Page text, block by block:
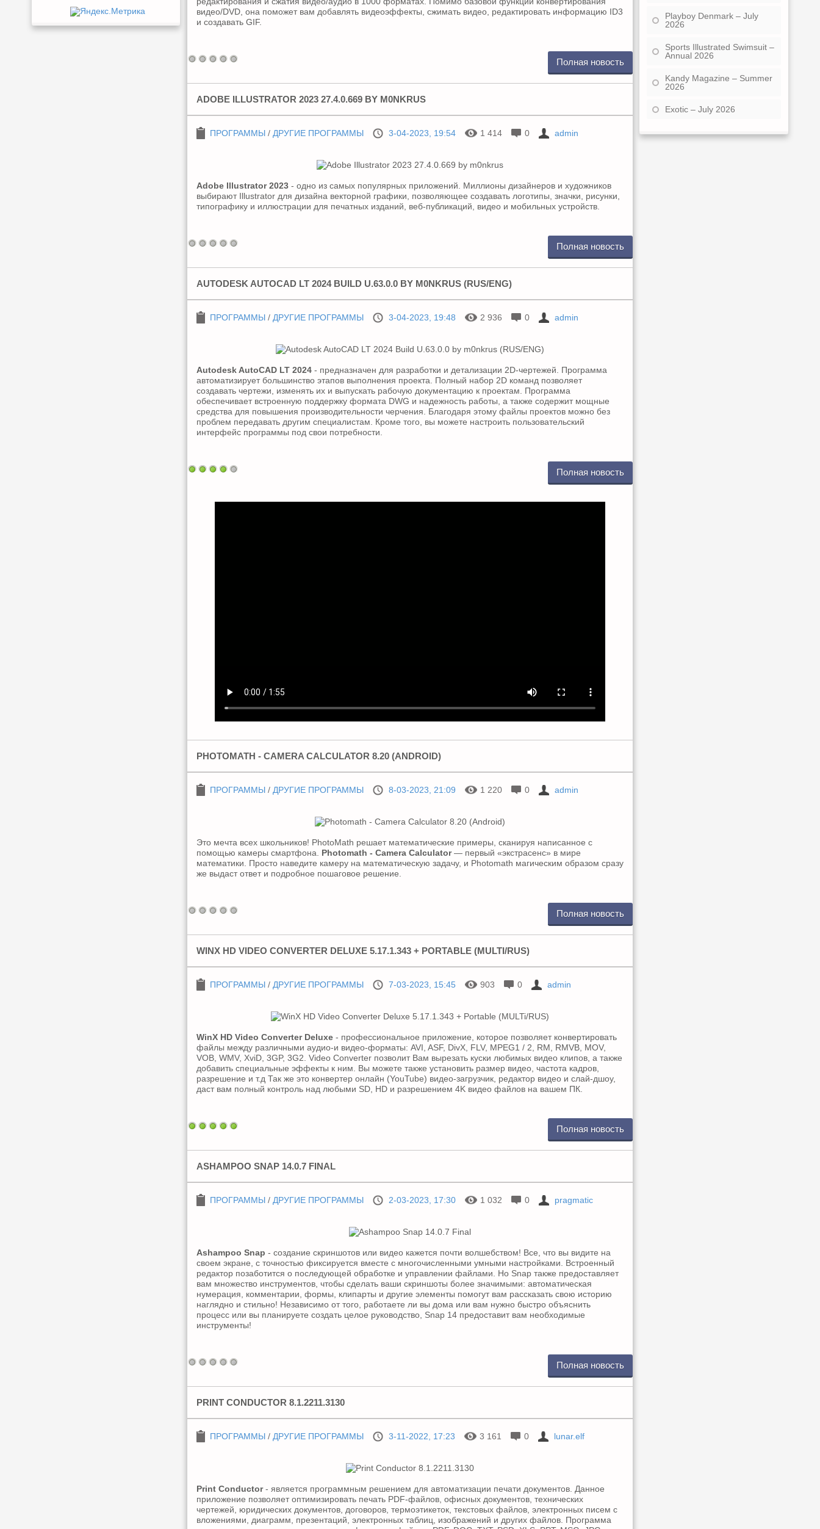
видео/DVD, она поможет вам добавлять видеоэффекты, сжимать видео, редактировать информацию ID3
и создавать GIF.
Полная новость
ADOBE ILLUSTRATOR 2023 27.4.0.669 BY M0NKRUS
ПРОГРАММЫ / ДРУГИЕ ПРОГРАММЫ 3-04-2023, 19:54 1 414 0 admin
Adobe Illustrator 2023 - одно из самых популярных приложений. Миллионы дизайнеров и художников
выбирают Illustrator для дизайна векторной графики, позволяющее создавать логотипы, значки, рисунки,
типографику и иллюстрации для печатных изданий, веб-публикаций, видео и мобильных устройств.
Полная новость
AUTODESK AUTOCAD LT 2024 BUILD U.63.0.0 BY M0NKRUS (RUS/ENG)
ПРОГРАММЫ / ДРУГИЕ ПРОГРАММЫ 3-04-2023, 19:48 2 936 0 admin
Autodesk AutoCAD LT 2024 - предназначен для разработки и детализации 2D-чертежей. Программа
автоматизирует большинство этапов выполнения проекта. Полный набор 2D команд позволяет
создавать чертежи, изменять их и выпускать рабочую документацию к проектам. Программа
обеспечивает встроенную поддержку формата DWG и надежность работы, а также содержит мощные
средства для повышения производительности черчения. Благодаря этому файлы проектов можно без
проблем передавать другим специалистам. Кроме того, вы можете настроить пользовательский
интерфейс программы под свои потребности.
Полная новость
PHOTOMATH - CAMERA CALCULATOR 8.20 (ANDROID)
ПРОГРАММЫ / ДРУГИЕ ПРОГРАММЫ 8-03-2023, 21:09 1 220 0 admin
Это мечта всех школьников! PhotoMath решает математические примеры, сканируя написанное с
помощью камеры смартфона. Photomath - Camera Calculator— первый «экстрасенс» в мире
математики. Просто наведите камеру на математическую задачу, и Photomath магическим образом сразу
же выдаст ответ и подробное пошаговое решение.
Полная новость
WINX HD VIDEO CONVERTER DELUXE 5.17.1.343 + PORTABLE (MULTI/RUS)
ПРОГРАММЫ / ДРУГИЕ ПРОГРАММЫ 7-03-2023, 15:45 903 0 admin
WinX HD Video Converter Deluxe - профессиональное приложение, которое позволяет конвертировать
файлы между различными аудио-и видео-форматы: AVI, ASF, DivX, FLV, MPEG1 / 2, RM, RMVB, MOV,
VOB, WMV, XviD, 3GP, 3G2. Video Converter позволит Вам вырезать куски любимых видео клипов, а также
добавить специальные эффекты к ним. Вы можете также установить размер видео, частота кадров,
разрешение и т.д Так же это конвертер онлайн (YouTube) видео-загрузчик, редактор видео и слай-дшоу,
даст вам полный контроль над любыми SD, HD и разрешением 4K видео файлов на вашем ПК.
Полная новость
ASHAMPOO SNAP 14.0.7 FINAL
ПРОГРАММЫ / ДРУГИЕ ПРОГРАММЫ 2-03-2023, 17:30 1 032 0 pragmatic
Ashampoo Snap - создание скриншотов или видео кажется почти волшебством! Все, что вы видите на
своем экране, с точностью фиксируется вместе с многочисленными умными настройками. Встроенный
редактор позаботится о последующей обработке и управлении файлами. Но Snap также предоставляет
вам множество инструментов, чтобы сделать ваши скриншоты более значимыми: автоматическая
нумерация, комментарии, формы, клипарты и другие элементы помогут вам рассказать свою историю
наглядно и стильно! Независимо от того, работаете ли вы дома или вам нужно быстро объяснить
процесс или вы планируете создать целое руководство, Snap 14 предоставит вам необходимые
инструменты!
Полная новость
PRINT CONDUCTOR 8.1.2211.3130
ПРОГРАММЫ / ДРУГИЕ ПРОГРАММЫ 3-11-2022, 17:23 3 161 0 lunar.elf
Print Conductor- является программным решением для автоматизации печати документов. Данное
приложение позволяет оптимизировать печать PDF-файлов, офисных документов, технических
чертежей, юридических документов, договоров, термоэтикеток, текстовых файлов, электронных писем с
вложениями, диаграмм, презентаций, электронных таблиц, изображений и других файлов. Программа
Playboy Denmark – July
2026
Sports Illustrated Swimsuit –
Annual 2026
Kandy Magazine – Summer
2026
Exotic – July 2026